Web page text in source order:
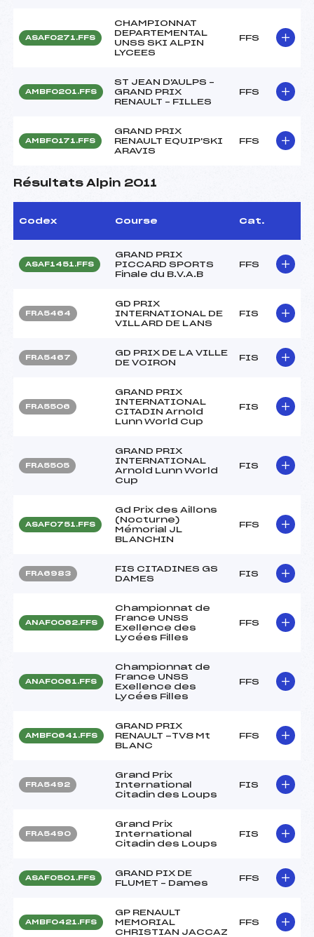
ASAF0271.FFS
CHAMPIONNAT
DEPARTEMENTAL
UNSS SKI ALPIN
LYCEES
FFS
AMBF0201.FFS
ST JEAN D'AULPS –
GRAND PRIX
RENAULT – FILLES
FFS
AMBF0171.FFS
GRAND PRIX
RENAULT EQUIP'SKI
ARAVIS
FFS
Résultats Alpin 2011
Codex Course Cat.
ASAF1451.FFS
GRAND PRIX
PICCARD SPORTS
Finale du B.V.A.B
FFS
FRA5464
GD PRIX
INTERNATIONAL DE
VILLARD DE LANS
FIS
FRA5467
GD PRIX DE LA VILLE
DE VOIRON
FIS
FRA5506
GRAND PRIX
INTERNATIONAL
CITADIN Arnold
Lunn World Cup
FIS
FRA5505
GRAND PRIX
INTERNATIONAL
Arnold Lunn World
Cup
FIS
ASAF0751.FFS
Gd Prix des Aillons
(Nocturne)
Mémorial JL
BLANCHIN
FFS
FRA6983
FIS CITADINES GS
DAMES
FIS
ANAF0062.FFS
Championnat de
France UNSS
Exellence des
Lycées Filles
FFS
ANAF0061.FFS
Championnat de
France UNSS
Exellence des
Lycées Filles
FFS
AMBF0641.FFS
GRAND PRIX
RENAULT -TV8 Mt
BLANC
FFS
FRA5492
Grand Prix
International
Citadin des Loups
FIS
FRA5490
Grand Prix
International
Citadin des Loups
FIS
ASAF0501.FFS
GRAND PIX DE
FLUMET – Dames
FFS
AMBF0421.FFS
GP RENAULT
MEMORIAL
CHRISTIAN JACCAZ
FFS